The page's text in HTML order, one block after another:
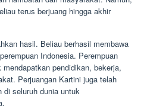
terus berjuang hingga akhir
hasil. Beliau berhasil membawa
Indonesia. Perempuan
pendidikan, bekerja,
Perjuangan Kartini juga telah
di seluruh dunia untuk